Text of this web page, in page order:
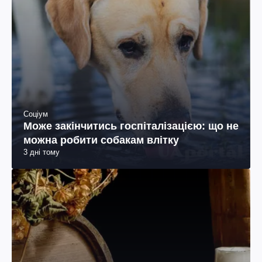
Соціум
Може закінчитись госпіталізацією: що не
можна робити собакам влітку
3 дні тому